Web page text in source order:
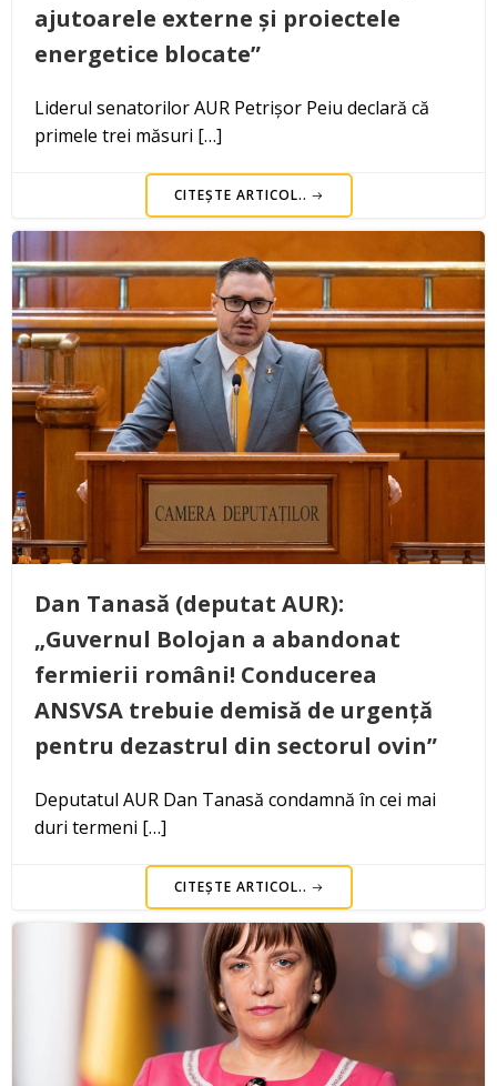
ajutoarele externe și proiectele
energetice blocate”
Liderul senatorilor AUR Petrișor Peiu declară că
primele trei măsuri […]
CITEȘTE ARTICOL..
Dan Tanasă (deputat AUR):
„Guvernul Bolojan a abandonat
fermierii români! Conducerea
ANSVSA trebuie demisă de urgență
pentru dezastrul din sectorul ovin”
Deputatul AUR Dan Tanasă condamnă în cei mai
duri termeni […]
CITEȘTE ARTICOL..